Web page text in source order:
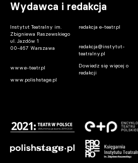
Wydawca i redakcja
Instytut Teatralny im.
Zbigniewa Raszewskiego
ul. Jazdów 1
00-467 Warszawa
www.e-teatr.pl
www.polishstage.pl
redakcja e-teatr.pl
redakcja@instytut-
teatralny.pl
Dowiedz się więcej o
redakcji